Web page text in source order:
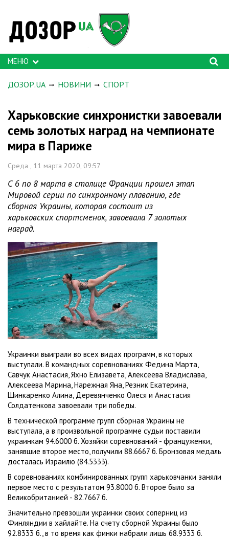
МЕНЮ
ДОЗОР.UA НОВИНИ СПОРТ
Харьковские синхронистки завоевали
семь золотых наград на чемпионате
мира в Париже
Среда , 11 марта 2020, 09:57
С 6 по 8 марта в столице Франции прошел этап
Мировой серии по синхронному плаванию, где
сборная Украины, которая состоит из
харьковских спортсменок, завоевала 7 золотых
наград.
Украинки выиграли во всех видах программ, в которых
выступали. В командных соревнованиях Федина Марта,
Савчук Анастасия, Яхно Елизавета, Алексеева Владислава,
Алексеева Марина, Нарежная Яна, Резник Екатерина,
Шинкаренко Алина, Деревянченко Олеся и Анастасия
Солдатенкова завоевали три победы.
В технической программе групп сборная Украины не
выступала, а в произвольной программе судьи поставили
украинкам 94.6000 б. Хозяйки соревнований - француженки,
занявшие второе место, получили 88.6667 б. Бронзовая медаль
досталась Израилю (84.5333).
В соревнованиях комбинированных групп харьковчанки заняли
первое место с результатом 93.8000 б. Второе было за
Великобританией - 82.7667 б.
Значительно превзошли украинки своих соперниц из
Финляндии в хайлайте. На счету сборной Украины было
92.8333 б., в то время как финки набрали лишь 68.9333 б.